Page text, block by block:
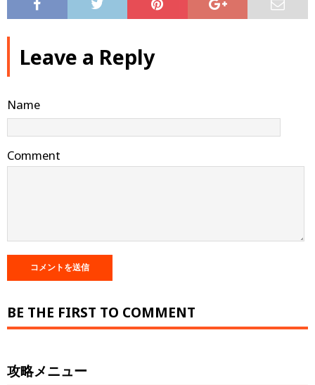
Leave a Reply
Name
Comment
BE THE FIRST TO COMMENT
攻略メニュー